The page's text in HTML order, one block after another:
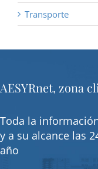
Transporte
AESYRnet, zona
Toda la
y a su alcance las
año